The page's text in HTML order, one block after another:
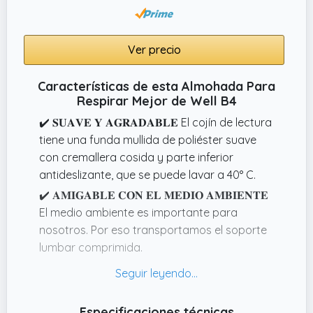
Ver precio
Características de esta Almohada Para
Respirar Mejor de Well B4
✔️ 𝐒𝐔𝐀𝐕𝐄 𝐘 𝐀𝐆𝐑𝐀𝐃𝐀𝐁𝐋𝐄 El cojín de lectura
tiene una funda mullida de poliéster suave
con cremallera cosida y parte inferior
antideslizante, que se puede lavar a 40° C.
✔️ 𝐀𝐌𝐈𝐆𝐀𝐁𝐋𝐄 𝐂𝐎𝐍 𝐄𝐋 𝐌𝐄𝐃𝐈𝐎 𝐀𝐌𝐁𝐈𝐄𝐍𝐓𝐄
El medio ambiente es importante para
nosotros. Por eso transportamos el soporte
lumbar comprimida.
✔️ 𝐑𝐄𝐋𝐀𝐉𝐀𝐂𝐈Ó𝐍 𝐏𝐔𝐑𝐀 Alivie la tensión de su